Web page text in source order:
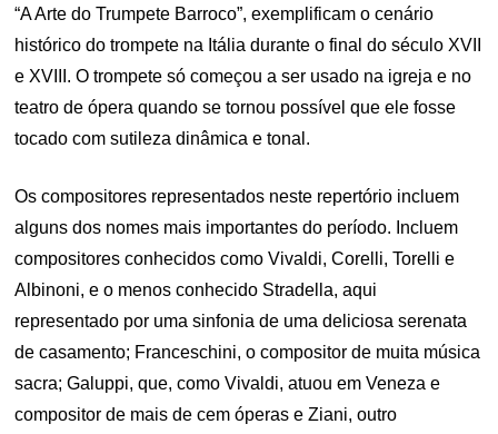
“A Arte do Trumpete Barroco”, exemplificam o cenário
histórico do trompete na Itália durante o final do século XVII
e XVIII.O trompete só começou a ser usado na igreja e no
teatro de ópera quando se tornou possível que ele fosse
tocado com sutileza dinâmica e tonal.
Os compositores representados neste repertório incluem
alguns dos nomes mais importantes do período. Incluem
compositores conhecidos como Vivaldi, Corelli, Torelli e
Albinoni, e o menos conhecido Stradella, aqui
representado por uma sinfonia de uma deliciosa serenata
de casamento; Franceschini, o compositor de muita música
sacra; Galuppi, que, como Vivaldi, atuou em Veneza e
compositor de mais de cem óperas e Ziani, outro